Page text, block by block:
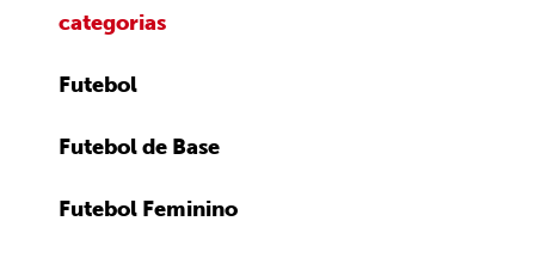
categorias
Futebol
Futebol de Base
Futebol Feminino